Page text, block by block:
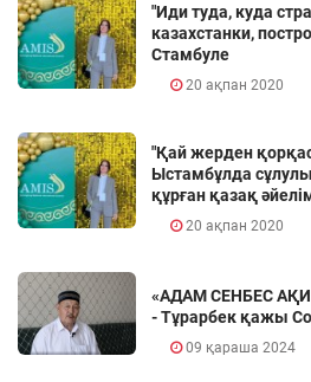
"Иди туда, куда
казахстанки,
Стамбуле
20 ақпан 2020
"Қай жерден
Ыстамбұлда
құрған қазақ
20 ақпан 2020
«АДАМ СЕНБЕС
- Тұрарбек қажы
09 қараша 2024